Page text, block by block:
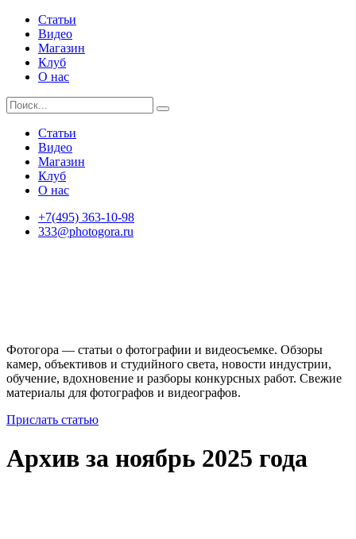
Статьи
Видео
Магазин
Клуб
О нас
Статьи
Видео
Магазин
Клуб
О нас
+7(495) 363-10-98
333@photogora.ru
Фотогора — статьи о фотографии и видеосъемке. Обзоры
камер, объективов и студийного света, новости индустрии,
обучение, вдохновение и разборы конкурсных работ. Свежие
материалы для фотографов и видеографов.
Прислать статью
Архив за ноябрь 2025 года